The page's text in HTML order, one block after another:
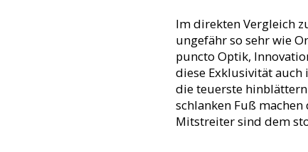
Im direkten Vergleich
ungefähr so sehr wie
puncto Optik,
diese Exklusivität
die teuerste
schlanken Fuß
Mitstreiter sind dem